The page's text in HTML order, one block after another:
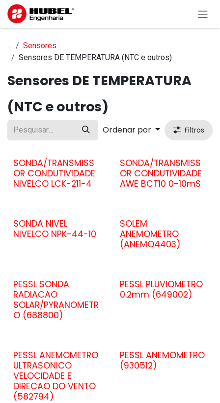
Pular para o conteúdo
...
Sensores
Sensores DE TEMPERATURA (NTC e outros)
Sensores DE TEMPERATURA
(NTC e outros)
Ordenar por Filtros
SONDA/TRANSMISS
OR CONDUTIVIDADE
NIVELCO LCK-211-4
SONDA/TRANSMISS
OR CONDUTIVIDADE
AWE BCT10 0-10mS
SONDA NIVEL
NIVELCO NPK-44-10
SOLEM
ANEMOMETRO
(ANEMO4403)
PESSL SONDA
RADIACAO
SOLAR/PYRANOMETR
O (688800)
PESSL PLUVIOMETRO
0.2mm (649002)
PESSL ANEMOMETRO
ULTRASONICO
VELOCIDADE E
DIRECAO DO VENTO
(582794)
PESSL ANEMOMETRO
(930512)